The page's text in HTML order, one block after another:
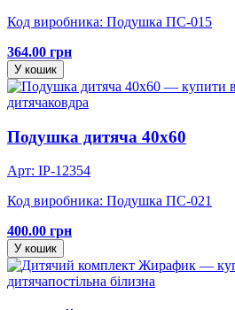
Код виробника: Подушка ПС-015
364.00 грн
У кошик
дитячаковдра
Подушка дитяча 40х60
Арт: IP-12354
Код виробника: Подушка ПС-021
400.00 грн
У кошик
дитячапостільна білизна